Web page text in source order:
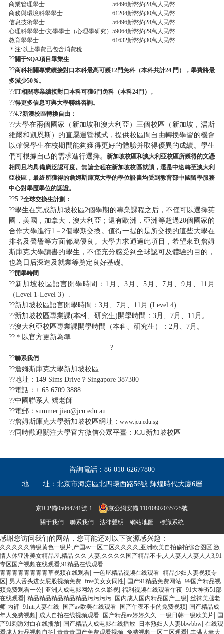
商業管理學士
56496新幣約28萬人民幣
商務與環境科學學士
61204新幣約30萬人民幣
信息技術學士
56496新幣約28萬人民幣
心理科學學士/文學學士（心理學研究） 59064新幣約29萬人民幣
教育學學士
61632新幣約30萬人民幣
＊注:以上學費已包含消費稅
??關于SQA項目畢業生
??商科相關專業續接對口本科最高可獲12門免科（本科共計24 門），學費將最
多減少50％。
??IT相關專業續接對口本科可獲6門免科（本科24門）。
??得更多信息可與大學聯絡咨詢。
??4.?新澳校區轉換自由：
??大學在兩個國家（新加坡和澳大利亞）三個校區（新加坡，湯斯
維爾和凱恩斯）的直屬運營模式，提供校區間自由轉換學習的機會
以確保學生在校期間能夠獲得更好的體驗并取得優異的成績。學生
們可根據自己的需求進行選擇。 新加坡校區和澳大利亞校區所獲得的文憑
相同且均具備廣泛認可度。無論全程在新加坡校區就讀，還是中途轉至澳大利
亞校區，最終所獲得的詹姆斯庫克大學的學位證書均受到教育部中國留學服務
中心對學歷學位的認證。
??5.?全球交換生計劃：
??學生在完成新加坡校區2個學期的專業課程之后，不僅可以選擇英
國，美國，加拿大，澳大利亞；還有歐洲，亞洲等超過20個國家的
合作大學進行1－2個學期交換。值得一提的是所交換的這些大學在
排名及聲譽等方面都屬優良。大學力求通過此項目，希望來到詹姆
斯庫克大學讀書的學生，不僅充分感受到全球認可及體驗的目的，
也為日后深造及就業等奠定良好基礎。
??開學時間
??新加坡校區語言開學時間：1月、3月、5月、7月、9月、11月
（Level 1-Level 3）.
??新加坡校區語言開學時間：3月、7月、11月 (Level 4)
??新加坡校區專業課(本科、研究生)開學時間：3月、7月、11月。
??澳大利亞校區專業課開學時間（本科、研究生）：2月、7月。
??＊以官方更新為準
?
??聯系我們
??詹姆斯庫克大學新加坡校區
??地址：149 Sims Drive？Singapore 387380
??電話：+ 65 6709 3888
??中國聯系人 矯老師
??電郵：summer.jiao@jcu.edu.au
??詹姆斯庫克大學新加坡校區網址： www.jcu.edu.sg
??同時歡迎關注大學官方微信公眾平臺：JCU新加坡校區
咨詢電話： 86-010-62677800
地 址： 北京市海淀區北四環西路56號 輝煌時代大廈6層
京ICP備05064741號-1
京公網安備 11010802035725號
關于我們
聯系我們 法律聲明 網站地圖 標識系統
感谢您访问我们的网站，您可能还对以下资源感兴趣：
久久久久久特级黄色一级片,产国av一区二区久久久久,亚洲欧美自拍偷拍综合图区,激
情人体亚洲美女精品屋,精品 久久 人妻,久久久久国产精品不卡,人人妻人人妻人人3,91
专区国产视频在线观看,91精品在线观看.
青青青青青青青青草视频在线观看 一色屋精品视频在线观看 精品少妇人妻视频专
区
男人舌头进女屁股视频免费 free美女女同性 国产91精品免费网站 99国产精品视
频免费观看一公 亚洲人成电影网站 久久影视 福利视频在线观看午夜 91大神夯51部
在线观看 精品精品精品精品精品污污污污 国内成人国内精品国产三级 丝袜美腿老
师 内裤 91ntr人妻在线 国产av欧美在线观看 国产午夜不卡的免费视频
国产精品成
年人免费视频 成人自拍在线视频观看 国产精品av婷婷久久 一级日韩一级欧美片
国
产91刺激对白在线播放
国产精品人成电影在线播放 日本熟妇人人妻bbwbbw 在线观